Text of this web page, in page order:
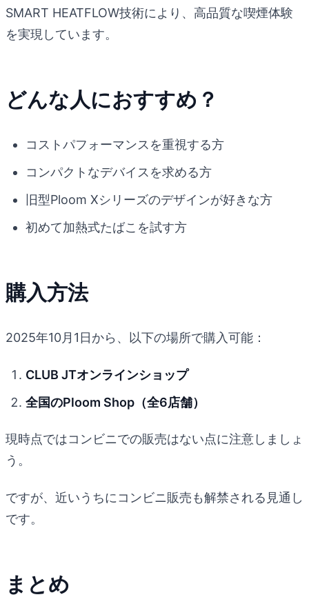
SMART HEATFLOW技術により、高品質な喫煙体験
を実現しています。
どんな人におすすめ？
コストパフォーマンスを重視する方
コンパクトなデバイスを求める方
旧型Ploom Xシリーズのデザインが好きな方
初めて加熱式たばこを試す方
購入方法
2025年10月1日から、以下の場所で購入可能：
CLUB JTオンラインショップ
全国のPloom Shop（全6店舗）
現時点ではコンビニでの販売はない点に注意しましょ
う。
ですが、近いうちにコンビニ販売も解禁される見通し
です。
まとめ